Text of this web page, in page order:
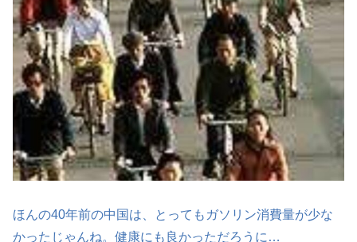
ほんの40年前の中国は、とってもガソリン消費量が少な
かったじゃんね。健康にも良かっただろうに…